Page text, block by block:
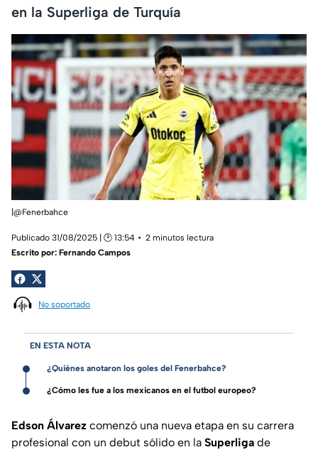
en la Superliga de Turquía
|@Fenerbahce
Publicado 31/08/2025 | 🕑 13:54
2 minutos lectura
Escrito por: Fernando Campos
No soportado
EN ESTA NOTA
¿Quiénes anotaron los goles del Fenerbahce?
¿Cómo les fue a los mexicanos en el futbol europeo?
Edson Álvarez comenzó una nueva etapa en su carrera
profesional con un debut sólido en la Superliga de